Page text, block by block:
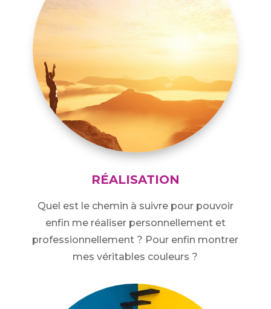
RÉALISATION
Quel est le chemin à suivre pour pouvoir
enfin me réaliser personnellement et
professionnellement ? Pour enfin montrer
mes véritables couleurs ?